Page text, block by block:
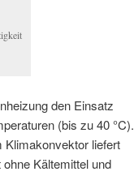
den Einsatz
(bis zu 40 °C).
Klimakonvektor liefert
Kältemittel und